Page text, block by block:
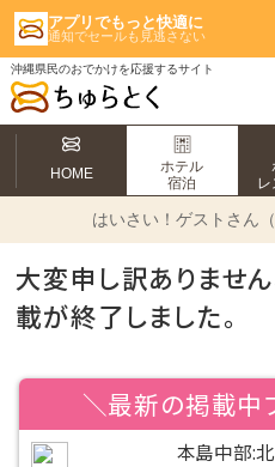
アプリでもっと快適に
通知でセールも見逃さない
沖縄県民のおでかけを応援するサイト
HOME
ホテル
宿泊
レ
はいさい！ ゲストさん（
大変申し訳ありませ
載が終了しました。
＼最新の掲載中
本島中部: